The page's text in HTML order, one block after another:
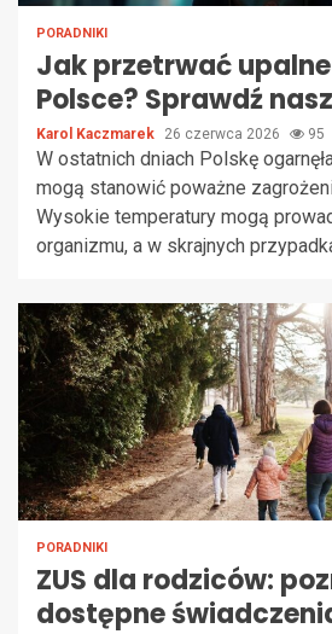
PORADNIKI
Jak przetrwać
Polsce? Sprawdź
Karol Kaczmarek 26 czerwca 2026 95
W ostatnich dniach Polskę
mogą stanowić poważne
Wysokie temperatury mogą
organizmu, a w skrajnych
PORADNIKI
ZUS dla rodziców:
dostępne